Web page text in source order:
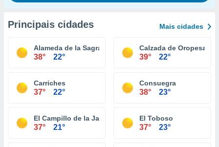
Principais cidades Mais cidades
Alameda de la Sagra
38° 22°
Calzada de Oropesa
39° 22°
Carriches
37° 22°
Consuegra
38° 23°
El Campillo de la Jara
37° 21°
El Toboso
37° 23°